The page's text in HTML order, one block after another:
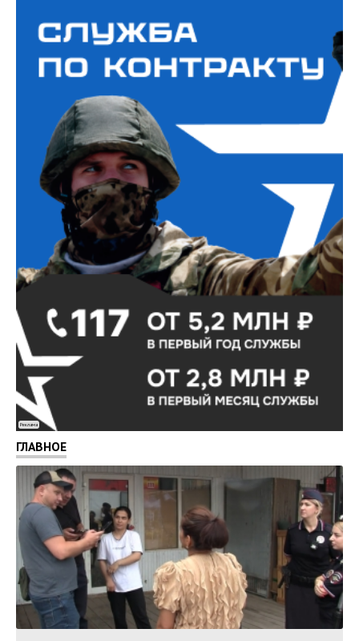
Реклама
ГЛАВНОЕ